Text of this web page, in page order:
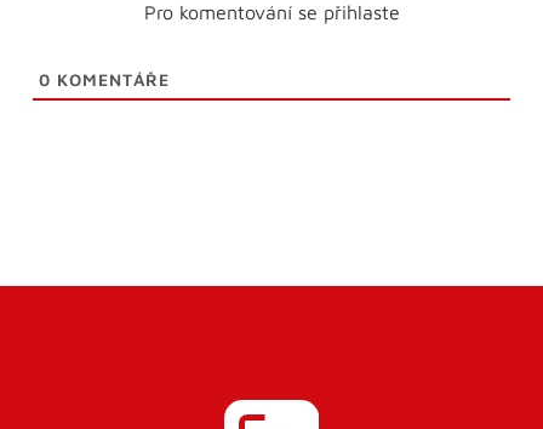
Pro komentování se přihlaste
0 KOMENTÁŘE